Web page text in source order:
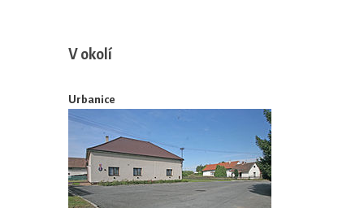
V okolí
Urbanice